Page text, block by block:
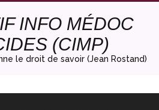
INFO MÉDOC
(CIMP)
le droit de savoir (Jean Rostand)